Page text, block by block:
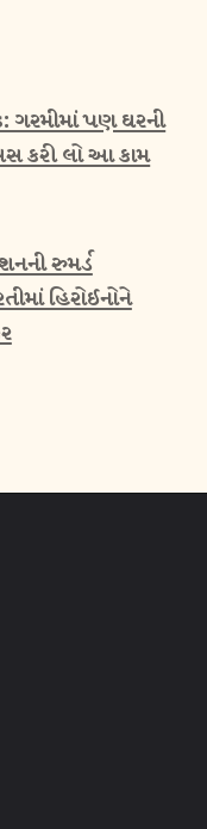
રુમર્ડ
હિરોઈનોને
પણ ઘરની
કરી લો આ કામ